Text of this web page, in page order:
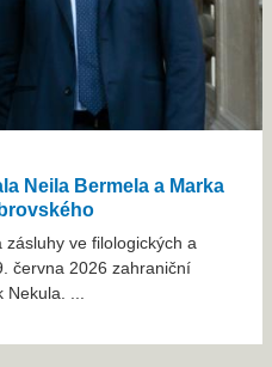
Neila Bermela a Marka
ve filologických a
června 2026 zahraniční
...